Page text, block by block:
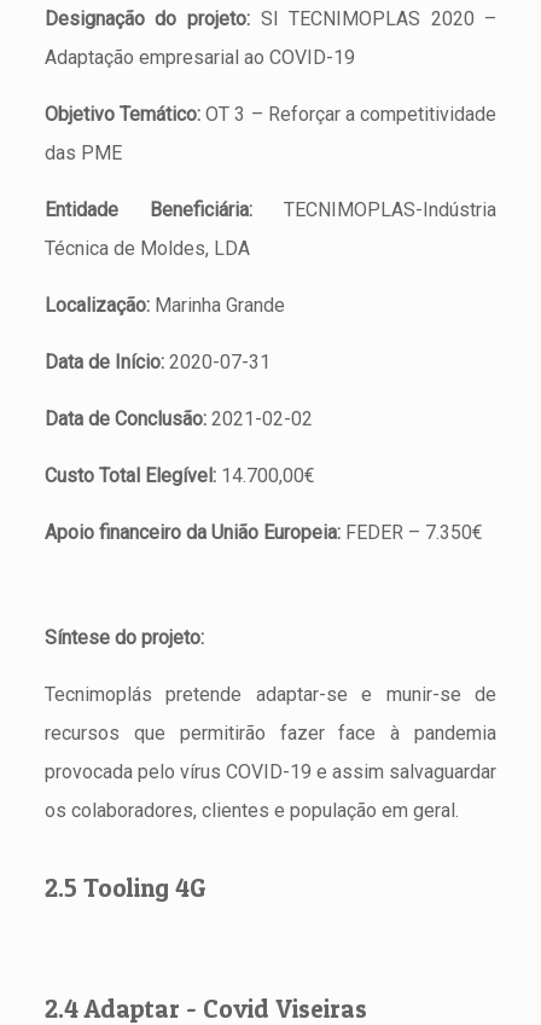
Designação do projeto:SI TECNIMOPLAS 2020 –
Adaptação empresarial ao COVID-19
Objetivo Temático: OT 3 – Reforçar a competitividade
das PME
Entidade Beneficiária: TECNIMOPLAS-Indústria
Técnica de Moldes, LDA
Localização:Marinha Grande
Data de Início:2020-07-31
Data de Conclusão:2021-02-02
Custo Total Elegível:14.700,00€
Apoio financeiro da União Europeia:FEDER – 7.350€
Síntese do projeto:
Tecnimoplás pretende adaptar-se e munir-se de
recursos que permitirão fazer face à pandemia
provocada pelo vírus COVID-19 e assim salvaguardar
os colaboradores, clientes e população em geral.
2.5 Tooling 4G
2.4 Adaptar - Covid Viseiras